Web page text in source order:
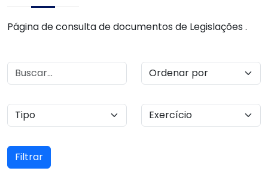
Página de consulta de documentos de Legislações .
Filtrar